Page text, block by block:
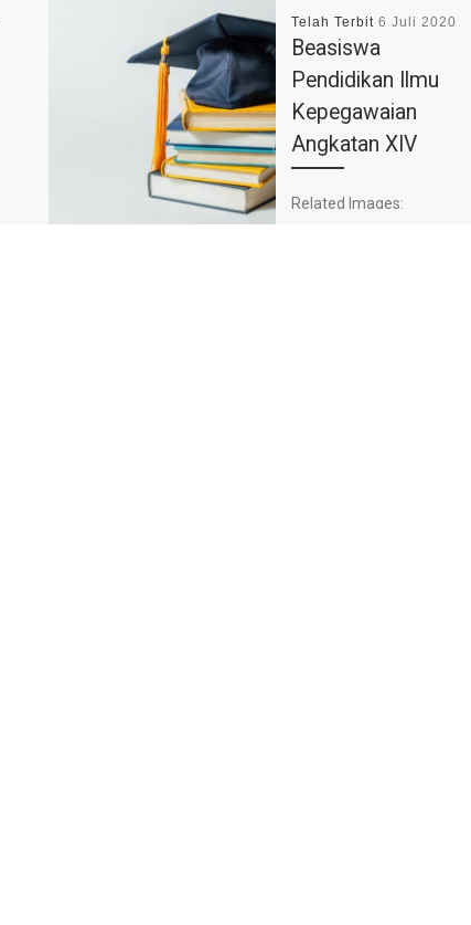
Telah Terbit 6 Juli 2020
Beasiswa
Pendidikan Ilmu
Kepegawaian
Angkatan XIV
Related Images: